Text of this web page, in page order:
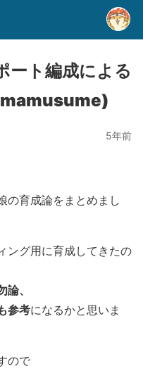
ート編成による
5年前
の育成論をまとめまし
ング用に育成してきたの
、
参考になるかと思いま
ので